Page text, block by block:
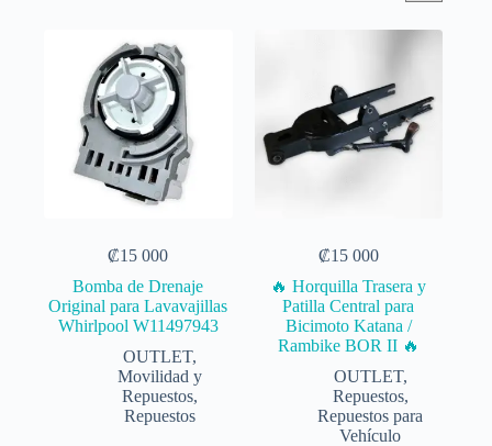
₡15 000
Bomba de Drenaje
Original para Lavavajillas
Whirlpool W11497943
OUTLET,
Movilidad y
Repuestos,
Repuestos
₡15 000
🔥 Horquilla Trasera y
Patilla Central para
Bicimoto Katana /
Rambike BOR II 🔥
OUTLET,
Repuestos,
Repuestos para
Vehículo